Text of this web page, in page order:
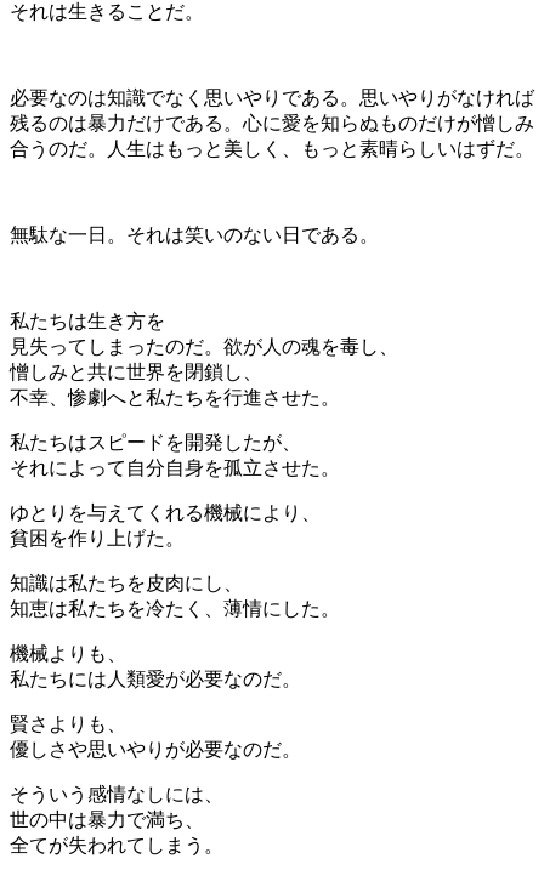
それは生きることだ。
必要なのは知識でなく思いやりである。思いやりがなければ
残るのは暴力だけである。心に愛を知らぬものだけが憎しみ
合うのだ。人生はもっと美しく、もっと素晴らしいはずだ。
無駄な一日。それは笑いのない日である。
私たちは生き方を
見失ってしまったのだ。欲が人の魂を毒し、
憎しみと共に世界を閉鎖し、
不幸、惨劇へと私たちを行進させた。
私たちはスピードを開発したが、
それによって自分自身を孤立させた。
ゆとりを与えてくれる機械により、
貧困を作り上げた。
知識は私たちを皮肉にし、
知恵は私たちを冷たく、薄情にした。
機械よりも、
私たちには人類愛が必要なのだ。
賢さよりも、
優しさや思いやりが必要なのだ。
そういう感情なしには、
世の中は暴力で満ち、
全てが失われてしまう。